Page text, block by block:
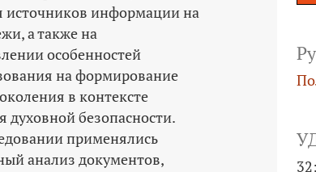
информации на
а также на
особенностей
на формирование
в контексте
духовной безопасности.
применялись
анализ документов,